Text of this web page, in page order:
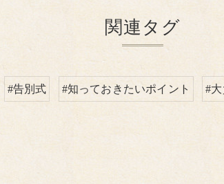
関連タグ
#告別式 #知っておきたいポイント #